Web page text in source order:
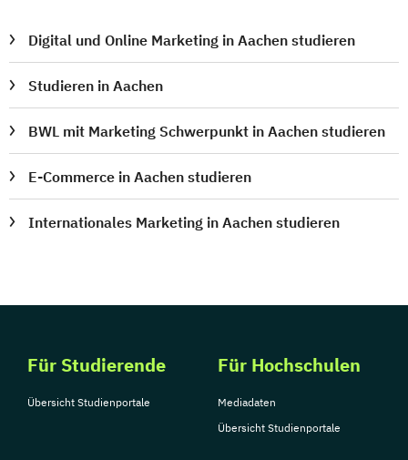
Digital und Online Marketing in Aachen studieren
Studieren in Aachen
BWL mit Marketing Schwerpunkt in Aachen studieren
E-Commerce in Aachen studieren
Internationales Marketing in Aachen studieren
Für Studierende
Übersicht Studienportale
Für Hochschulen
Mediadaten
Übersicht Studienportale